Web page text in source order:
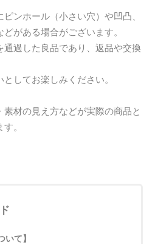
ンホール（小さい穴）や凹凸、
がある場合がございます。
過した良品であり、返品や交換
してお楽しみください。
材の見え方などが実際の商品と
。
いて】